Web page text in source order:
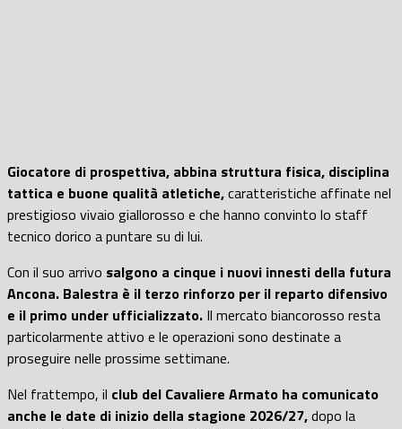
Giocatore di prospettiva, abbina struttura fisica, disciplina
tattica e buone qualità atletiche,caratteristiche affinate nel
prestigioso vivaio giallorosso e che hanno convinto lo staff
tecnico dorico a puntare su di lui.
Con il suo arrivo salgono a cinque i nuovi innesti della futura
Ancona. Balestra è il terzo rinforzo per il reparto difensivo
e il primo under ufficializzato. Il mercato biancorosso resta
particolarmente attivo e le operazioni sono destinate a
proseguire nelle prossime settimane.
Nel frattempo, il club del Cavaliere Armato ha comunicato
anche le date di inizio della stagione 2026/27,dopo la